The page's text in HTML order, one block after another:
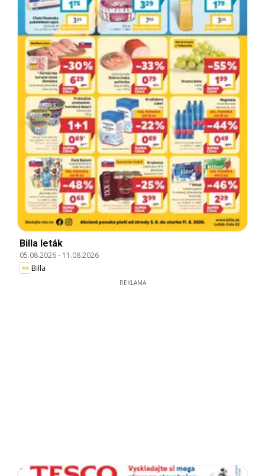
Billa leták
05.08.2026- 11.08.2026
Billa
REKLAMA